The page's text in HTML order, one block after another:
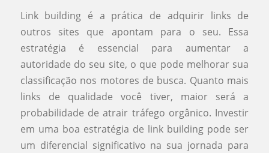
Link building é a prática de adquirir links de
outros sites que apontam para o seu. Essa
estratégia é essencial para aumentar a
autoridade do seu site, o que pode melhorar sua
classificação nos motores de busca. Quanto mais
links de qualidade você tiver, maior será a
probabilidade de atrair tráfego orgânico. Investir
em uma boa estratégia de link building pode ser
um diferencial significativo na sua jornada para